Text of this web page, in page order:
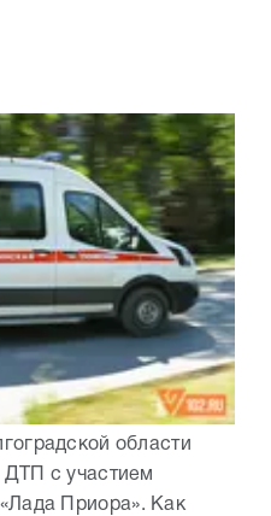
области
с участием
Приора». Как